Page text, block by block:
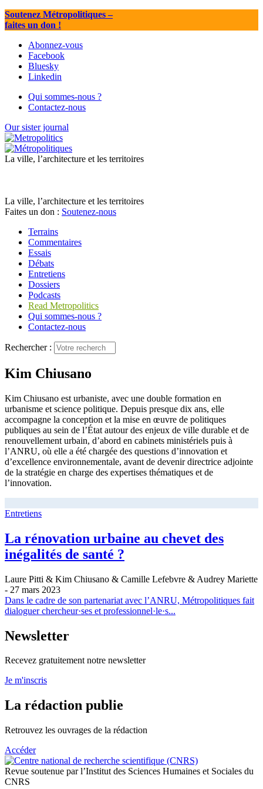
Soutenez Métropolitiques–
faites un don !
Abonnez-vous
Facebook
Bluesky
Linkedin
Qui sommes-nous ?
Contactez-nous
Our sister journal
La ville, l’architecture et les territoires
La ville, l’architecture et les territoires
Faites un don : Soutenez-nous
Terrains
Commentaires
Essais
Débats
Entretiens
Dossiers
Podcasts
Read Metropolitics
Qui sommes-nous ?
Contactez-nous
Rechercher :
Kim Chiusano
Kim Chiusano est urbaniste, avec une double formation en
urbanisme et science politique. Depuis presque dix ans, elle
accompagne la conception et la mise en œuvre de politiques
publiques au sein de l’État autour des enjeux de ville durable et de
renouvellement urbain, d’abord en cabinets ministériels puis à
l’ANRU, où elle a été chargée des questions d’innovation et
d’excellence environnementale, avant de devenir directrice adjointe
de la stratégie en charge des expertises thématiques et de
l’innovation.
Entretiens
La rénovation urbaine au chevet des
inégalités de santé ?
Laure Pitti & Kim Chiusano & Camille Lefebvre & Audrey Mariette
- 27 mars 2023
Dans le cadre de son partenariat avec l’ANRU, Métropolitiques fait
dialoguer chercheur·ses et professionnel·le·s...
Newsletter
Recevez gratuitement notre newsletter
Je m'inscris
La rédaction publie
Retrouvez les ouvrages de la rédaction
Accéder
Revue soutenue par l’Institut des Sciences Humaines et Sociales du
CNRS